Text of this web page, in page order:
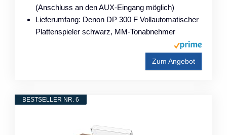
(Anschluss an den AUX-Eingang möglich)
Lieferumfang: Denon DP 300 F Vollautomatischer
Plattenspieler schwarz, MM-Tonabnehmer
Zum Angebot
BESTSELLER NR. 6